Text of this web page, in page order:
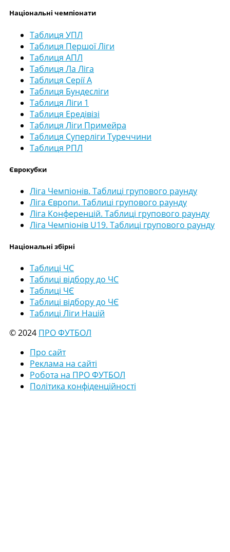
Національні чемпіонати
Таблиця УПЛ
Таблиця Першої Ліги
Таблиця АПЛ
Таблиця Ла Ліга
Таблиця Серії А
Таблиця Бундесліги
Таблиця Ліги 1
Таблиця Ередівізі
Таблиця Ліги Примейра
Таблиця Суперліги Туреччини
Таблиця РПЛ
Єврокубки
Ліга Чемпіонів. Таблиці групового раунду
Ліга Європи. Таблиці групового раунду
Ліга Конференцій. Таблиці групового раунду
Ліга Чемпіонів U19. Таблиці групового раунду
Національні збірні
Таблиці ЧС
Таблиці відбору до ЧС
Таблиці ЧЄ
Таблиці відбору до ЧЄ
Таблиці Ліги Націй
© 2024 ПРО ФУТБОЛ
Про сайт
Реклама на сайті
Робота на ПРО ФУТБОЛ
Політика конфіденційності